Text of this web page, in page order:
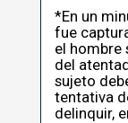
*En un
fue
el hombre
del
sujeto
tentativa
delinquir,